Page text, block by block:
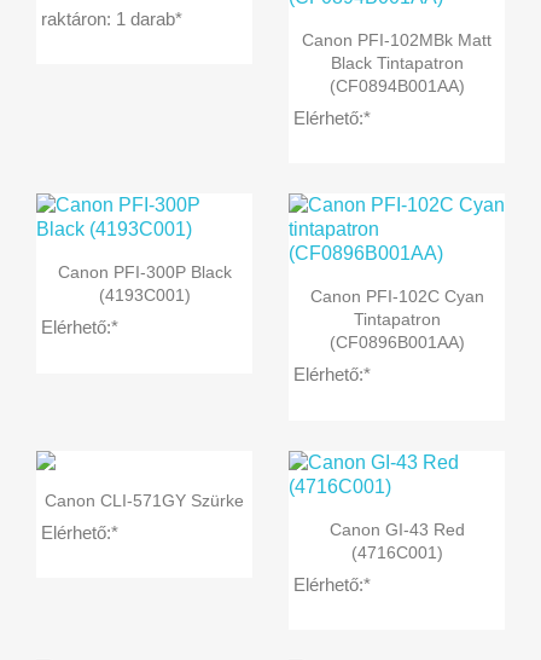
raktáron: 1 darab*
 Előnézet
Canon PFI-102MBk Matt
Black Tintapatron
(CF0894B001AA)
Elérhető:*
 Előnézet
Canon PFI-300P Black
(4193C001)
Elérhető:*
 Előnézet
Canon PFI-102C Cyan
Tintapatron
(CF0896B001AA)
Elérhető:*
 Előnézet
Canon CLI-571GY Szürke
Elérhető:*  Előnézet
Canon GI-43 Red
(4716C001)
Elérhető:*